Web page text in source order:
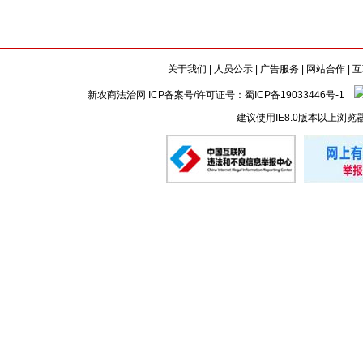
关于我们 人员公示| 广告服务| 网站合作|
新农商法治网 ICP备案号/许可证号： 蜀ICP备19033446号-1
建议使用IE8.0版本以上浏览